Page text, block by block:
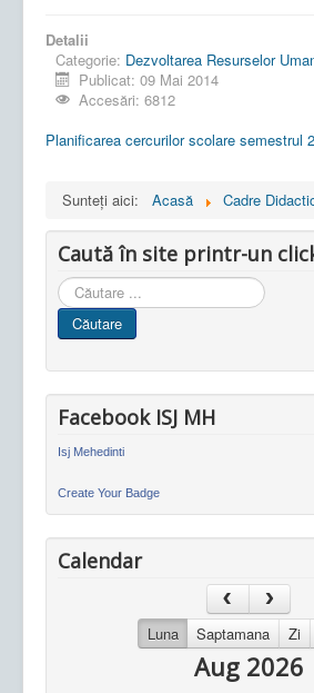
Detalii
Categorie: Dezvoltarea Resurselor
Publicat: 09 Mai 2014
Accesări: 6812
Planificarea cercurilor scolare semestrul
Sunteți aici: Acasă Cadre
Caută în site printr-un
Cauta
in
site
Căutare
Facebook ISJ MH
Isj Mehedinti
Create Your Badge
Calendar
Luna Saptamana Zi
Aug 2026